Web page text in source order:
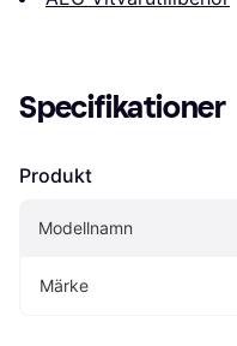
Specifikationer
Produkt
Modellnamn
Märke